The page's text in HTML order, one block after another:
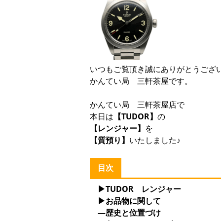
いつもご覧頂き誠にありがとうござ
かんてい局 三軒茶屋です。
かんてい局 三軒茶屋店で
本日は 【TUDOR】 の
【レンジャー】 を
【質預り】 いたしました♪
目次
▶TUDOR レンジャー
▶お品物に関して
—歴史と位置づけ